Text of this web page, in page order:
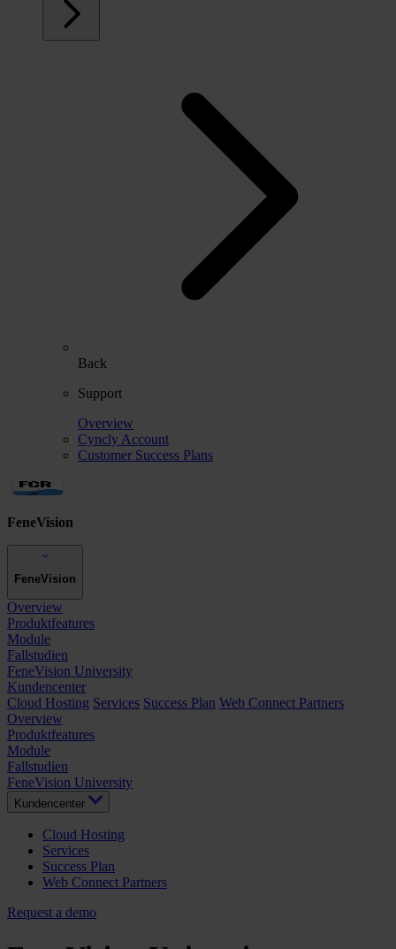
Back
Support
Overview
Cyncly Account
Customer Success Plans
FeneVision
FeneVision
Overview
Produktfeatures
Module
Fallstudien
FeneVision University
Kundencenter
Cloud Hosting Services Success Plan Web Connect Partners
Overview
Produktfeatures
Module
Fallstudien
FeneVision University
Kundencenter
Cloud Hosting
Services
Success Plan
Web Connect Partners
Request a demo